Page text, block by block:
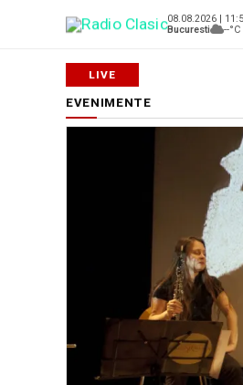
08.08.2026 |
Bucuresti
--°C
EVENIMENTE